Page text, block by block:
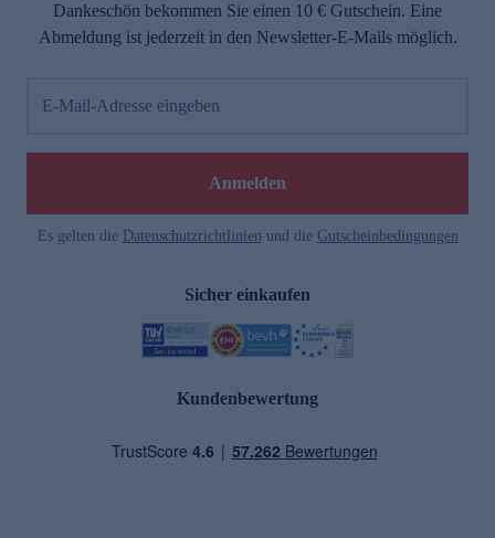
Dankeschön bekommen Sie einen 10 € Gutschein. Eine
Abmeldung ist jederzeit in den Newsletter-E-Mails möglich.
E-Mail-Adresse eingeben
Anmelden
Es gelten die Datenschutzrichtlinien und die Gutscheinbedingungen
Sicher einkaufen
Kundenbewertung